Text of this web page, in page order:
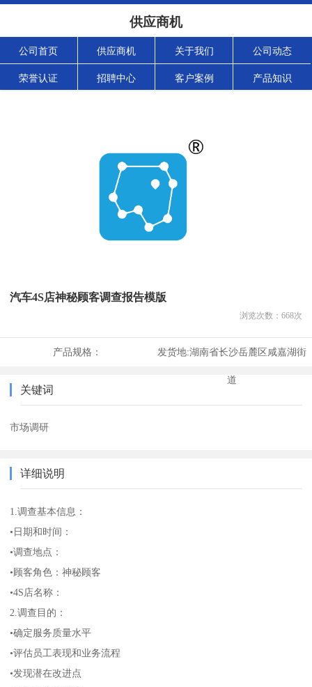
供应商机
公司首页 供应商机 关于我们 公司动态
荣誉认证 招聘中心 客户案例 产品知识
汽车4S店神秘顾客调查报告模版
浏览次数： 668次
产品规格： 发货地:湖南省长沙岳麓区咸嘉湖街
道
关键词
市场调研
详细说明
1.调查基本信息：
•日期和时间：
•调查地点：
•顾客角色：神秘顾客
•4S店名称：
2.调查目的：
•确定服务质量水平
•评估员工表现和业务流程
•发现潜在改进点